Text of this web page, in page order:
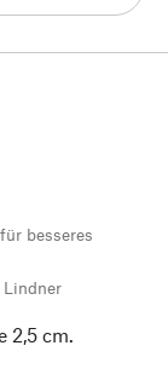
besseres
Lindner
2,5 cm.